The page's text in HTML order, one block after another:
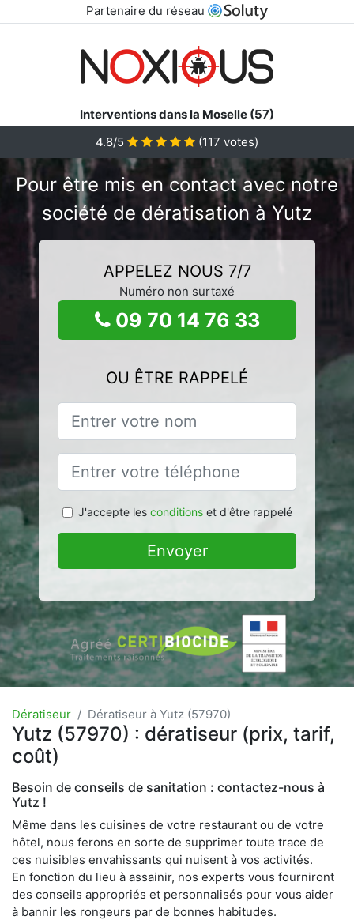
Partenaire du réseau
Interventions dans la Moselle (57)
4.8/5
(117 votes)
Pour être mis en contact avec notre
société de dératisation à Yutz
APPELEZ NOUS 7/7
Numéro non surtaxé
09 70 14 76 33
OU ÊTRE RAPPELÉ
J'accepte les conditionset d'être rappelé
Envoyer
Dératiseur Dératiseur à Yutz (57970)
Yutz (57970) : dératiseur (prix, tarif,
coût)
Besoin de conseils de sanitation : contactez-nous à
Yutz !
Même dans les cuisines de votre restaurant ou de votre
hôtel, nous ferons en sorte de supprimer toute trace de
ces nuisibles envahissants qui nuisent à vos activités.
En fonction du lieu à assainir, nos experts vous fourniront
des conseils appropriés et personnalisés pour vous aider
à bannir les rongeurs par de bonnes habitudes.